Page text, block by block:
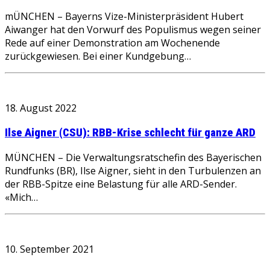
mÜNCHEN – Bayerns Vize-Ministerpräsident Hubert
Aiwanger hat den Vorwurf des Populismus wegen seiner
Rede auf einer Demonstration am Wochenende
zurückgewiesen. Bei einer Kundgebung…
18. August 2022
Ilse Aigner (CSU): RBB-Krise schlecht für ganze ARD
MÜNCHEN – Die Verwaltungsratschefin des Bayerischen
Rundfunks (BR), Ilse Aigner, sieht in den Turbulenzen an
der RBB-Spitze eine Belastung für alle ARD-Sender.
«Mich…
10. September 2021